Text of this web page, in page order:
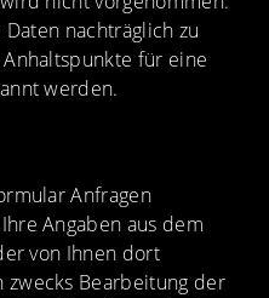
nachträglich zu
für eine
werden.
Anfragen
Angaben aus dem
von Ihnen dort
zwecks Bearbeitung der